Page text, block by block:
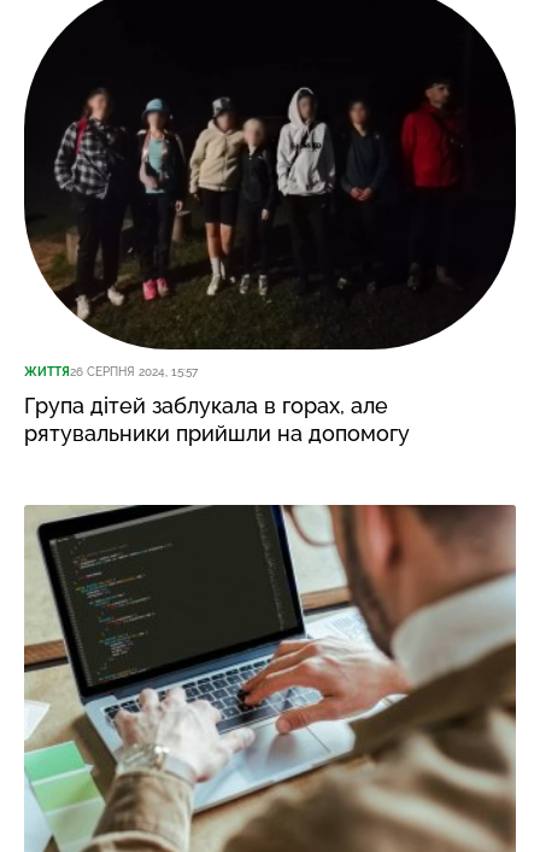
ЖИТТЯ26 СЕРПНЯ 2024, 15:57
Група дітей заблукала в горах, але
рятувальники прийшли на допомогу